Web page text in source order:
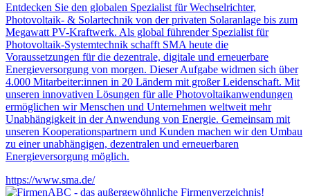
Entdecken Sie den globalen Spezialist für Wechselrichter,
Photovoltaik- & Solartechnik von der privaten Solaranlage bis zum
Megawatt PV-Kraftwerk. Als global führender Spezialist für
Photovoltaik-Systemtechnik schafft SMA heute die
Voraussetzungen für die dezentrale, digitale und erneuerbare
Energieversorgung von morgen. Dieser Aufgabe widmen sich über
4.000 Mitarbeiter:innen in 20 Ländern mit großer Leidenschaft. Mit
unseren innovativen Lösungen für alle Photovoltaikanwendungen
ermöglichen wir Menschen und Unternehmen weltweit mehr
Unabhängigkeit in der Anwendung von Energie. Gemeinsam mit
unseren Kooperationspartnern und Kunden machen wir den Umbau
zu einer unabhängigen, dezentralen und erneuerbaren
Energieversorgung möglich.
https://www.sma.de/